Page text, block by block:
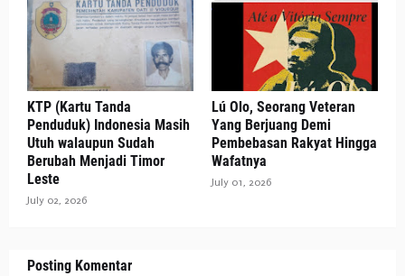
KTP (Kartu Tanda
Penduduk) Indonesia Masih
Utuh walaupun Sudah
Berubah Menjadi Timor
Leste
July 02, 2026
Lú Olo, Seorang Veteran
Yang Berjuang Demi
Pembebasan Rakyat Hingga
Wafatnya
July 01, 2026
Posting Komentar